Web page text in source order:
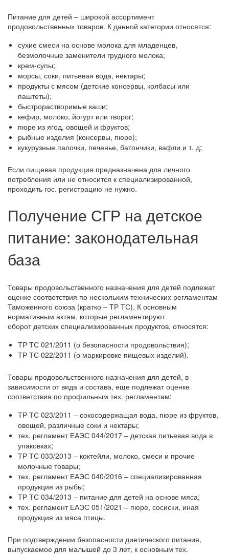
Питание для детей ‒ широкой ассортимент
продовольственных товаров. К данной категории относятся:
сухие смеси на основе молока для младенцев,
безмолочные заменители грудного молока;
крем-супы;
морсы, соки, питьевая вода, нектары;
продукты с мясом (детские консервы, колбасы или
паштеты);
быстрорастворимые каши;
кефир, молоко, йогурт или творог;
пюре из ягод, овощей и фруктов;
рыбные изделия (консервы, пюре);
кукурузные палочки, печенье, батончики, вафли и т. д;
Если пищевая продукция предназначена для личного
потребления или не относится к специализированной,
проходить гос. регистрацию не нужно.
Получение СГР на детское
питание: законодательная
база
Товары продовольственного назначения для детей подлежат
оценке соответствия по нескольким технических регламентам
Таможенного союза (кратко ‒ ТР ТС). К основным
нормативным актам, которые регламентируют
оборот детских специализированных продуктов, относятся:
ТР ТС 021/2011 (о безопасности продовольствия);
ТР ТС 022/2011 (о маркировке пищевых изделий).
Товары продовольственного назначения для детей, в
зависимости от вида и состава, еще подлежат оценке
соответствия по профильным тех. регламентам:
ТР ТС 023/2011 ‒ сокосодержащая вода, пюре из фруктов,
овощей, различные соки и нектары;
тех. регламент ЕАЭС 044/2017 ‒ детская питьевая вода в
упаковках;
ТР ТС 033/2013 ‒ коктейли, молоко, смеси и прочие
молочные товары;
тех. регламент ЕАЭС 040/2016 ‒ специализированная
продукция из рыбы;
ТР ТС 034/2013 ‒ питание для детей на основе мяса;
тех. регламент ЕАЭС 051/2021 ‒ пюре, сосиски, иная
продукция из мяса птицы.
При подтверждении безопасности диетического питания,
выпускаемое для малышей до 3 лет, к основным тех.